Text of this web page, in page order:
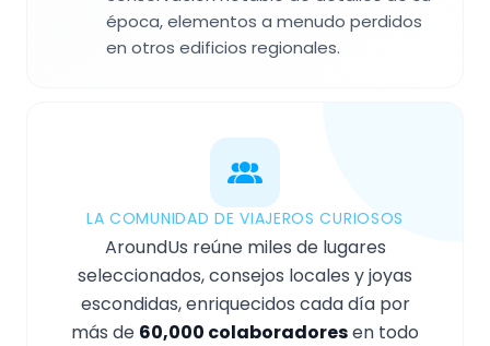
época, elementos a menudo perdidos
en otros edificios regionales.
LA COMUNIDAD DE VIAJEROS CURIOSOS
AroundUs reúne miles de lugares
seleccionados, consejos locales y joyas
escondidas, enriquecidos cada día por
más de 60,000 colaboradoresen todo